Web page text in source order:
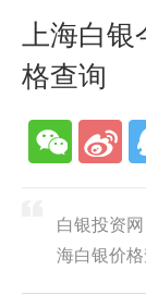
上海白银
格查询
白银投资
海白银价